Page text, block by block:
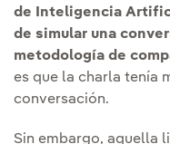
de Inteligencia
de simular una
metodología de
es que la charla tenía
conversación.
Sin embargo, aquella